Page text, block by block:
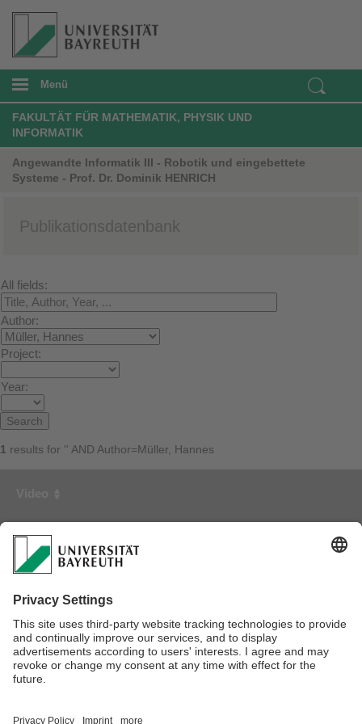
Menü
FAKULTÄT FÜR MATHEMATIK, PHYSIK UND
INFORMATIK
Angewandte Informatik III - Robotik und eingebettete
Systeme - Prof. Dr. Dominik HENRICH
Publikationsdatenbank
All fields:
Author:
Project:
Year:
1 results for '' AND Author=Müller, Hannes
First Creator
Year
Automatische Lastdatenbestimmung unter Nutzung eines
sensorbasierten Robotersystems
Müller, Hannes
2017